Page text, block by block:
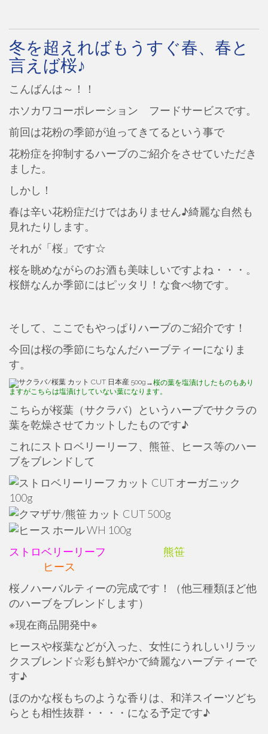
冬を超えればもうすぐ春、春と
言えば桜♪
こんばんは～！！
ホソカワコーポレーション フードサービスです。
前回は花粉の季節が迫ってきてるという事で
花粉症を抑制するハーブのご紹介をさせていただき
ました。
しかし！
春は辛い花粉症だけではありません♪綺麗な自然も
見れたりします。
それが「桜」です☆
桜を眺めながらのお酒も美味しいですよね・・・。
桜餅なんか季節にはピッタリ！な食べ物です。
そして、ここでもやっぱりハーブのご紹介です！
今回は桜の季節にちなんだハーブティーになりま
す。
→桜の葉を塩漬けしたものもあり
ますがこちらは塩漬けしていない葉になります。
こちらが桜葉（サクラバ）というハーブでサクラの
葉を乾燥させてカットしたものです♪
これにストロベリーリーフ、熊笹、ヒース等のハー
ブをブレンドして
ストロベリーリーフ
熊笹
ヒース
桜ノハーバルティーの完成です！（他三種類ほど他
のハーブをブレンドします）
※現在商品開発中※
ヒースや桜葉などが入った、女性にうれしいリラッ
クスブレンド☆彩も鮮やかで綺麗なハーブティーで
す♪
ほのかな桜もちのような香りは、和洋スイーツどち
らとも相性抜群・・・・になる予定です♪